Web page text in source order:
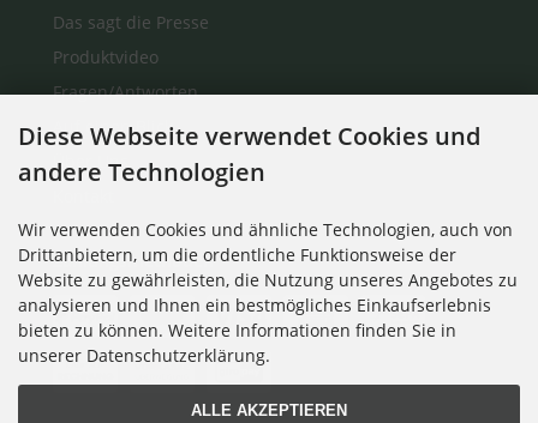
Das sagt die Presse
Produktvideo
Fragen/Antworten
Auf einen Blick
Über Uns
Zahlungsmethoden
Diese Webseite verwendet Cookies und
andere Technologien
Wir verwenden Cookies und ähnliche Technologien, auch von
Drittanbietern, um die ordentliche Funktionsweise der
Website zu gewährleisten, die Nutzung unseres Angebotes zu
analysieren und Ihnen ein bestmögliches Einkaufserlebnis
bieten zu können. Weitere Informationen finden Sie in
unserer Datenschutzerklärung.
ALLE AKZEPTIEREN